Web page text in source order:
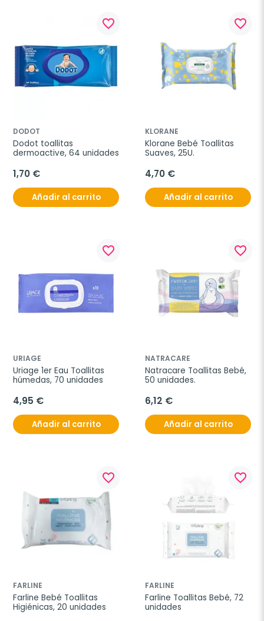
favorite_border
DODOT
Dodot toallitas
dermoactive, 64 unidades
1,70 €
Añadir al carrito
favorite_border
KLORANE
Klorane Bebé Toallitas
Suaves, 25U.
4,70 €
Añadir al carrito
favorite_border
URIAGE
Uriage 1er Eau Toallitas
húmedas, 70 unidades
4,95 €
Añadir al carrito
favorite_border
NATRACARE
Natracare Toallitas Bebé,
50 unidades.
6,12 €
Añadir al carrito
favorite_border
FARLINE
Farline Bebé Toallitas
Higiénicas, 20 unidades
favorite_border
FARLINE
Farline Toallitas Bebé, 72
unidades